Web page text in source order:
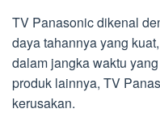
TV Panasonic dikenal
daya tahannya yang
dalam jangka waktu
produk lainnya, TV
kerusakan.